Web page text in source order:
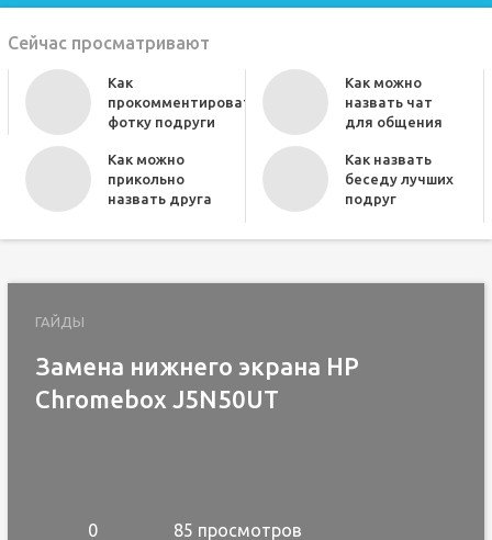
Сейчас просматривают
Как
прокомментировать
фотку подруги
Как можно
назвать чат
для общения
Как можно
прикольно
назвать друга
Как назвать
беседу лучших
подруг
ГАЙДЫ
Замена нижнего экрана HP
Chromebox J5N50UT
0 85 просмотров